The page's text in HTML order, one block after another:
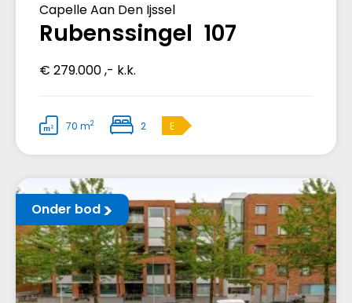
Capelle Aan Den Ijssel
Rubenssingel 107
€ 279.000 ,- k.k.
70 m2 2 E
Onder bod